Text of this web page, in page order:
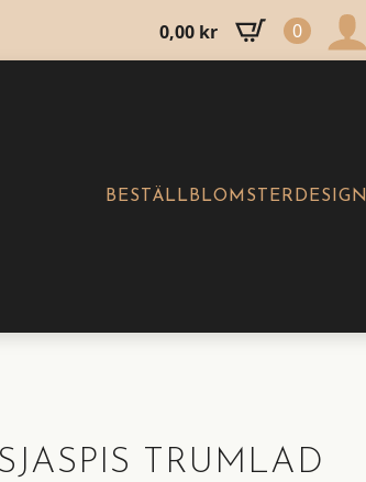
0,00 kr 0
BESTÄLL BLOMSTERDESIGN
TRUMLAD